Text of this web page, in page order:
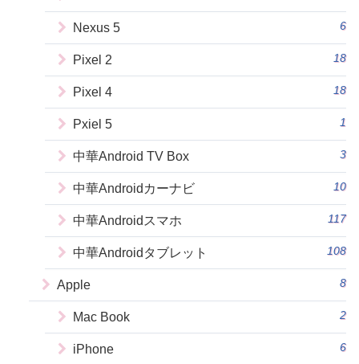
Nexus 5 6
Pixel 2 18
Pixel 4 18
Pxiel 5 1
中華Android TV Box 3
中華Androidカーナビ 10
中華Androidスマホ 117
中華Androidタブレット 108
Apple 8
Mac Book 2
iPhone 6